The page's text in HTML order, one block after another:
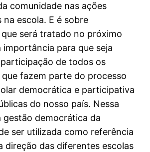
comunidade nas ações
na escola. E é sobre
será tratado no próximo
importância para que seja
de todos os
fazem parte do processo
democrática e participativa
do nosso país. Nessa
gestão democrática da
ser utilizada como referência
direção das diferentes escolas